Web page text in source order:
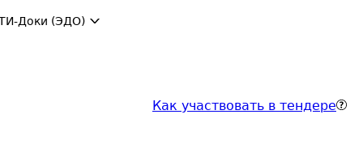
Доки (ЭДО)
Как участвовать в тендере